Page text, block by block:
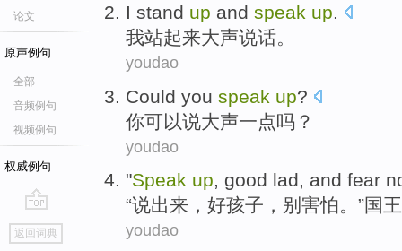
论文
原声例句
全部
音频例句
视频例句
权威例句
go
top
返回词典
I stand up and speak up.
我站起来大声说话。
youdao
Could you speak up?
你可以说大声一点吗？
youdao
"Speak up, good lad, and fear
“说出来， 好孩子 ，别 害怕。”国王
youdao